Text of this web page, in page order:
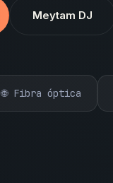
Meytam DJ
🌐 Fibra óptica